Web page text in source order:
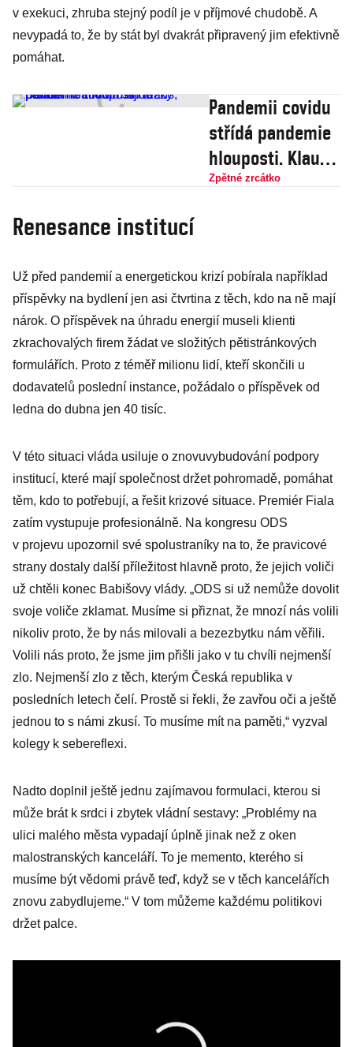
v exekuci, zhruba stejný podíl je v příjmové chudobě. A
nevypadá to, že by stát byl dvakrát připravený jim efektivně
pomáhat.
Pandemii covidu
střídá pandemie
hlouposti. Klaus,
Ševčík i Šándor
Zpětné zrcátko
Renesance institucí
Už před pandemií a energetickou krizí pobírala například
příspěvky na bydlení jen asi čtvrtina z těch, kdo na ně mají
nárok. O příspěvek na úhradu energií museli klienti
zkrachovalých firem žádat ve složitých pětistránkových
formulářích. Proto z téměř milionu lidí, kteří skončili u
dodavatelů poslední instance, požádalo o příspěvek od
ledna do dubna jen 40 tisíc.
V této situaci vláda usiluje o znovuvybudování podpory
institucí, které mají společnost držet pohromadě, pomáhat
těm, kdo to potřebují, a řešit krizové situace. Premiér Fiala
zatím vystupuje profesionálně. Na kongresu ODS
v projevu upozornil své spolustraníky na to, že pravicové
strany dostaly další příležitost hlavně proto, že jejich voliči
už chtěli konec Babišovy vlády. „ODS si už nemůže dovolit
svoje voliče zklamat. Musíme si přiznat, že mnozí nás volili
nikoliv proto, že by nás milovali a bezezbytku nám věřili.
Volili nás proto, že jsme jim přišli jako v tu chvíli nejmenší
zlo. Nejmenší zlo z těch, kterým Česká republika v
posledních letech čelí. Prostě si řekli, že zavřou oči a ještě
jednou to s námi zkusí. To musíme mít na paměti,“ vyzval
kolegy k sebereflexi.
Nadto doplnil ještě jednu zajímavou formulaci, kterou si
může brát k srdci i zbytek vládní sestavy: „Problémy na
ulici malého města vypadají úplně jinak než z oken
malostranských kanceláří. To je memento, kterého si
musíme být vědomi právě teď, když se v těch kancelářích
znovu zabydlujeme.“ V tom můžeme každému politikovi
držet palce.